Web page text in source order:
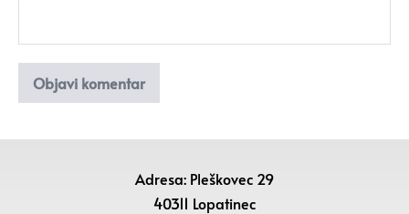
Adresa: Pleškovec 29
40311 Lopatinec